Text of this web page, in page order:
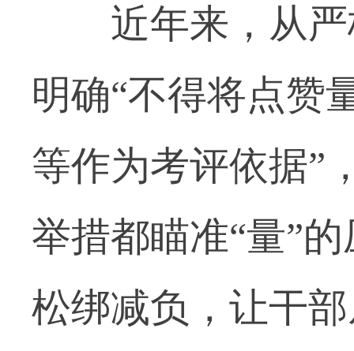
近年来，从严
明确“不得将点赞
等作为考评依据”
举措都瞄准“量”
松绑减负，让干